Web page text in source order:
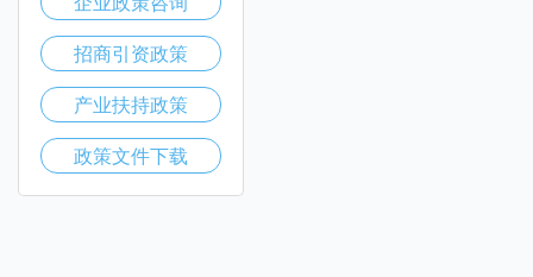
招商引资政策
产业扶持政策
政策文件下载